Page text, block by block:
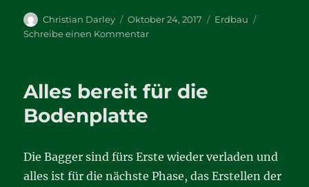
Autor
Christian Darley
Veröffentlicht
am
Oktober 24, 2017 Kategorien
Erdbau
Schreibe einen Kommentarzu
seinen
Alles bereit für die
Bodenplatte
Die Bagger sind fürs Erste wieder verladen und
alles ist für die nächste Phase, das Erstellen der